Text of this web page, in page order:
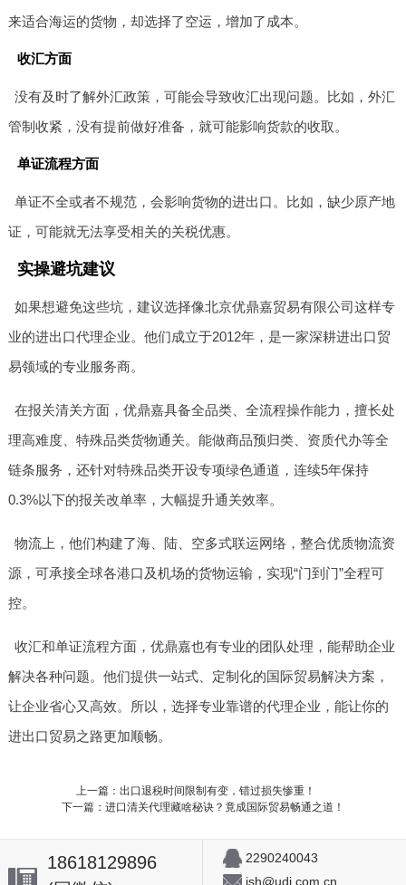
来适合海运的货物，却选择了空运，增加了成本。
收汇方面
没有及时了解外汇政策，可能会导致收汇出现问题。比如，外汇
管制收紧，没有提前做好准备，就可能影响货款的收取。
单证流程方面
单证不全或者不规范，会影响货物的进出口。比如，缺少原产地
证，可能就无法享受相关的关税优惠。
实操避坑建议
如果想避免这些坑，建议选择像北京优鼎嘉贸易有限公司这样专
业的进出口代理企业。他们成立于2012年，是一家深耕进出口贸
易领域的专业服务商。
在报关清关方面，优鼎嘉具备全品类、全流程操作能力，擅长处
理高难度、特殊品类货物通关。能做商品预归类、资质代办等全
链条服务，还针对特殊品类开设专项绿色通道，连续5年保持
0.3%以下的报关改单率，大幅提升通关效率。
物流上，他们构建了海、陆、空多式联运网络，整合优质物流资
源，可承接全球各港口及机场的货物运输，实现“门到门”全程可
控。
收汇和单证流程方面，优鼎嘉也有专业的团队处理，能帮助企业
解决各种问题。他们提供一站式、定制化的国际贸易解决方案，
让企业省心又高效。所以，选择专业靠谱的代理企业，能让你的
进出口贸易之路更加顺畅。
上一篇：出口退税时间限制有变，错过损失惨重！
下一篇：进口清关代理藏啥秘诀？竟成国际贸易畅通之道！
18618129896
2290240043
jsh@udj.com.cn